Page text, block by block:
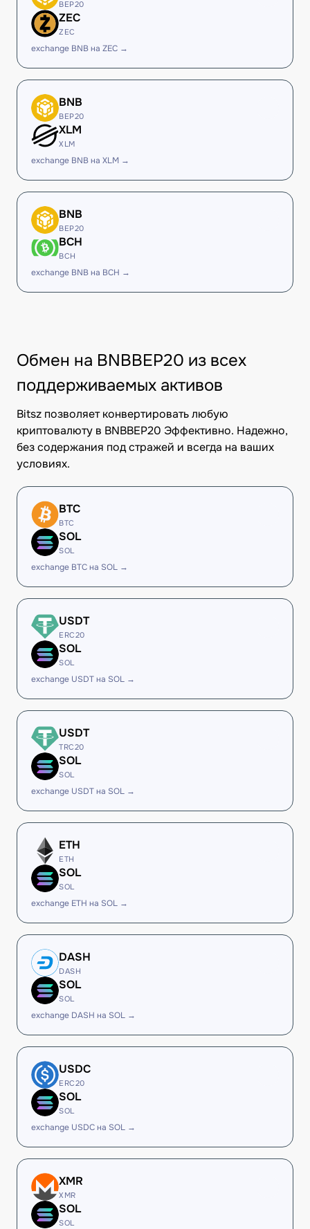
BEP20
ZEC
ZEC
exchange BNB на ZEC →
BNB
BEP20
XLM
XLM
exchange BNB на XLM →
BNB
BEP20
BCH
BCH
exchange BNB на BCH →
Обмен на BNBBEP20 из всех
поддерживаемых активов
Bitsz позволяет конвертировать любую
криптовалюту в BNBBEP20 Эффективно. Надежно,
без содержания под стражей и всегда на ваших
условиях.
BTC
BTC
SOL
SOL
exchange BTC на SOL →
USDT
ERC20
SOL
SOL
exchange USDT на SOL →
USDT
TRC20
SOL
SOL
exchange USDT на SOL →
ETH
ETH
SOL
SOL
exchange ETH на SOL →
DASH
DASH
SOL
SOL
exchange DASH на SOL →
USDC
ERC20
SOL
SOL
exchange USDC на SOL →
XMR
XMR
SOL
SOL